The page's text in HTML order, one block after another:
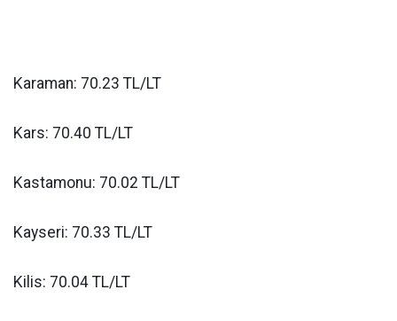
Karaman: 70.23 TL/LT
Kars: 70.40 TL/LT
Kastamonu: 70.02 TL/LT
Kayseri: 70.33 TL/LT
Kilis: 70.04 TL/LT